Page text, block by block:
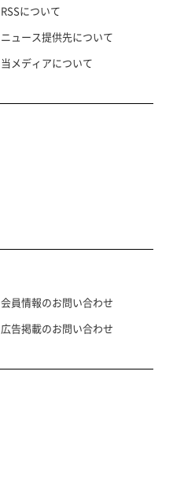
RSSについて
ニュース提供先について
当メディアについて
会員情報のお問い合わせ
広告掲載のお問い合わせ